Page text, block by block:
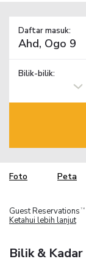
Daftar masuk:
Bilik-bilik:
Foto Peta
Guest Reservations TM
Ketahui lebih lanjut
Bilik & Kadar